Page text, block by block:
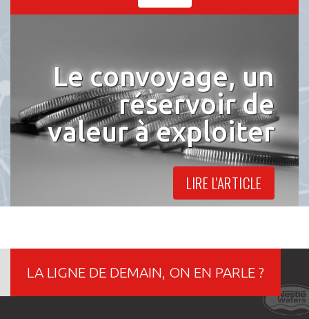
Le convoyage, un
réservoir de
valeur à exploiter
LIRE L'ARTICLE
LA LIGNE DE DEMAIN, ON EN PARLE ?